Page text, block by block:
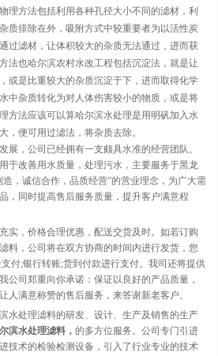
理方法包括利用各种孔径大小不同的滤材，利
质排除在外，吸附方式中较重要者为以活性炭
过滤材，让体积较大的杂质无法通过，进而获
法也哈尔滨农村水改工程包括沉淀法，就是让
或是比重较大的杂质沉淀于下，进而取得化学
中杂质转化为对人体伤害较小的物质，或是将
方法应该可以算哈尔滨水处理是用明矾加入水
，便可用过滤法，将杂质去除。
展，公司已经拥有一支颇具水准的经营团队。
于改善用水质量，处理污水，主要服务于黑龙
，诚信合作，品质经营”的营业理念，为广大需
，同时提高售后服务质量，提升客户满意程
实，价格合理优惠，配送交货及时。如若订购
料，公司将在双方协商的时间内进行发货，您
付;银行转账;货到付款进行支付。我司还将提供
公司郑重向你承诺：保证以良好的产品质量，
人满意称赞的售后服务，来答谢新老客户。
水处理滤料的研发、设计、生产及销售的生产
滨水处理滤料， 的多方位服务。公司专门引进
技术的检验检测设备，引入了行业专业的技术